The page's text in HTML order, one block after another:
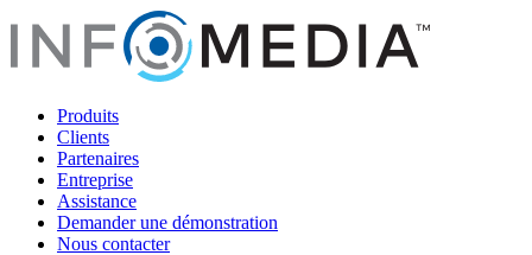
Produits
Clients
Partenaires
Entreprise
Assistance
Demander une démonstration
Nous contacter